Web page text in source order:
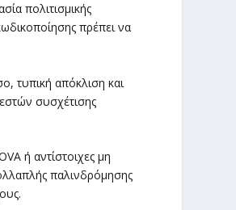
πολιτισμικής
πρέπει να
τυπική απόκλιση και
συσχέτισης
ή αντίστοιχες μη
παλινδρόμησης